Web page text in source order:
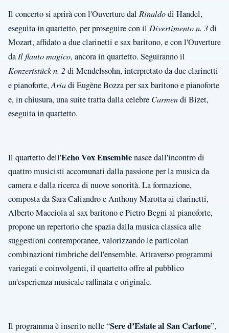
Il concerto si aprirà con l'Ouverture dal Rinaldodi Handel,
eseguita in quartetto, per proseguire con il Divertimento n. 3di
Mozart, affidato a due clarinetti e sax baritono, e con l'Ouverture
da Il flauto magico, ancora in quartetto. Seguiranno il
Konzertstück n. 2di Mendelssohn, interpretato da due clarinetti
e pianoforte,Ariadi Eugène Bozza per sax baritono e pianoforte
e, in chiusura, una suite tratta dalla celebre Carmendi Bizet,
eseguita in quartetto.
Il quartetto dell'Echo Vox Ensemblenasce dall'incontro di
quattro musicisti accomunati dalla passione per la musica da
camera e dalla ricerca di nuove sonorità. La formazione,
composta da Sara Caliandro e Anthony Marotta ai clarinetti,
Alberto Macciola al sax baritono e Pietro Begni al pianoforte,
propone un repertorio che spazia dalla musica classica alle
suggestioni contemporanee, valorizzando le particolari
combinazioni timbriche dell'ensemble. Attraverso programmi
variegati e coinvolgenti, il quartetto offre al pubblico
un'esperienza musicale raffinata e originale.
Il programma è inserito nelle “Sere d’Estate al San Carlone”,